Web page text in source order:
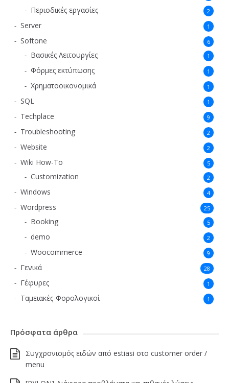
Περιοδικές εργασίες 2
Server 1
Softone 6
Βασικές Λειτουργίες 1
Φόρμες εκτύπωσης 1
Χρηματοοικονομικά 1
SQL 1
Techplace 9
Troubleshooting 2
Website 2
Wiki How-To 5
Customization 2
Windows 4
Wordpress 25
Booking 5
demo 2
Woocommerce 9
Γενικά 28
Γέφυρες 1
Ταμειακές-Φορολογικοί 1
Πρόσφατα άρθρα
Συγχρονισμός ειδών από estiasi στο customer order /
menu